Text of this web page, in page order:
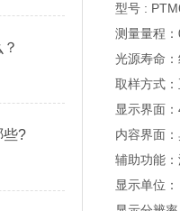
些?
型号 :
测量量程
光源寿命
取样方式
显示界面
内容界面
辅助功能
显示单位